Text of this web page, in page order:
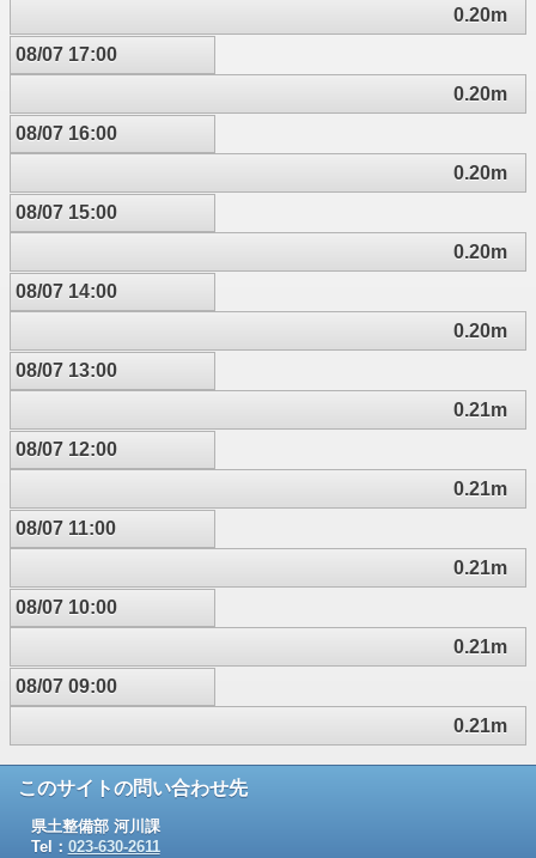
0.20m
08/07 17:00
0.20m
08/07 16:00
0.20m
08/07 15:00
0.20m
08/07 14:00
0.20m
08/07 13:00
0.21m
08/07 12:00
0.21m
08/07 11:00
0.21m
08/07 10:00
0.21m
08/07 09:00
0.21m
このサイトの問い合わせ先
県土整備部 河川課
Tel： 023-630-2611